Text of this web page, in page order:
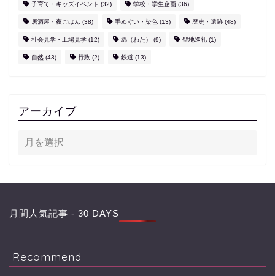
子育て・キッズイベント (32) 学校・学生企画 (36)
居酒屋・夜ごはん (38) 手ぬぐい・染色 (13) 歴史・遺跡 (48)
社会見学・工場見学 (12) 綿（わた） (9) 聖地巡礼 (1)
自然 (43) 行政 (2) 鉄道 (13)
アーカイブ
月間人気記事 - 30 DAYS
Recommend